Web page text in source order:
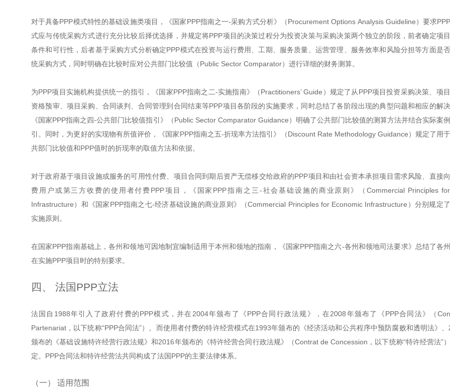
对于具备PPP模式特性的基础设施类项目，《国家PPP指南之一-采购方式分析》（Procurement Options Analysis Guideline）要求
式应与传统采购方式进行充分比较后择优选择，并规定将PPP项目的决策过程分为投资决策与采购决策两个独立的阶段，前者确定项
条件和可行性，后者基于采购方式分析确定PPP模式在投资与运行费用、工期、服务质量、运营管理、服务效率和风险分担等方面是
统采购方式，同时明确在比较时应对公共部门比较值（Public Sector Comparator）进行详细的财务测算。
为PPP项目实施机构提供统一的指引，《国家PPP指南之二-实施指南》（Practitioners’ Guide）规定了从PPP项目投资采购决策、项目
资格预审、项目采购、合同谈判、合同管理到合同结束等PPP项目各阶段的实施要求，同时总结了各阶段出现的典型问题和相应的解决
《国家PPP指南之四-公共部门比较值指引》（Public Sector Comparator Guidance）明确了公共部门比较值的测算方法并结合实际案
引。同时，为更好的实现物有所值评价，《国家PPP指南之五-折现率方法指引》（Discount Rate Methodology Guidance）规定了用
共部门比较值和PPP值时的折现率的取值方法和依据。
对于政府基于项目设施或服务的可用性付费、项目合同到期后资产无偿移交给政府的PPP项目和由社会资本承担项目需求风险、直接
费用户或第三方收费的使用者付费PPP项目，《国家PPP指南之三-社会基础设施的商业原则》（Commercial Principles
Infrastructure）和《国家PPP指南之七-经济基础设施的商业原则》（Commercial Principles for Economic Infrastructure）分别规定
实施原则。
在国家PPP指南基础上，各州和领地可因地制宜编制适用于本州和领地的指南，《国家PPP指南之六-各州和领地司法要求》总结了各
在实施PPP项目时的特别要求。
四、 法国PPP立法
法国自1988年引入了政府付费的PPP模式，并在2004年颁布了《PPP合同行政法规》，在2008年颁布了《PPP合同法》（
Partenariat，以下统称“PPP合同法”）。而使用者付费的特许经营模式在1993年颁布的《经济活动和公共程序中预防腐败和透明法》
颁布的《基础设施特许经营行政法规》和2016年颁布的《特许经营合同行政法规》（Contrat de Concession，以下统称“特许经营法”
定。PPP合同法和特许经营法共同构成了法国PPP的主要法律体系。
（一） 适用范围